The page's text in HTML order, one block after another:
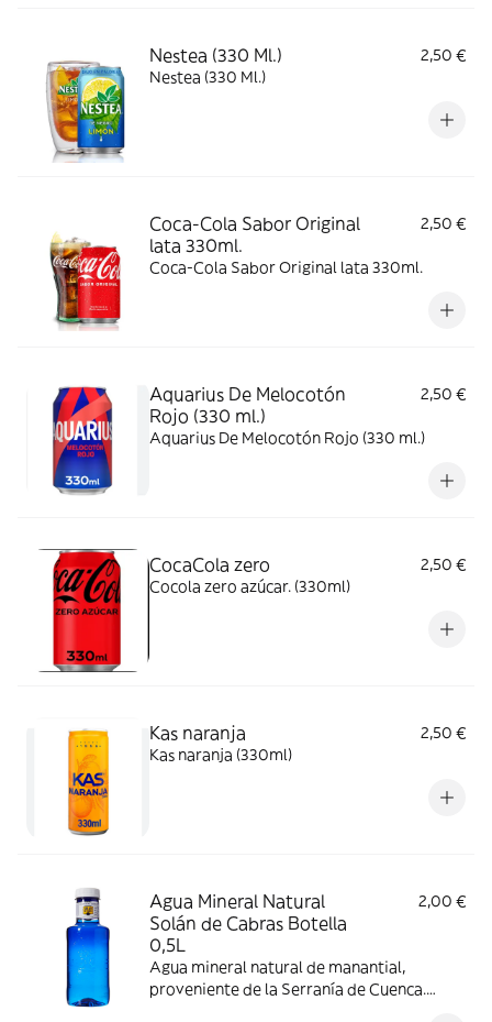
Nestea (330 Ml.)
2,50 €
Nestea (330 Ml.)
Coca-Cola Sabor Original
lata 330ml.
2,50 €
Coca-Cola Sabor Original lata 330ml.
Aquarius De Melocotón
Rojo (330 ml.)
2,50 €
Aquarius De Melocotón Rojo (330 ml.)
CocaCola zero
2,50 €
Cocola zero azúcar. (330ml)
Kas naranja
2,50 €
Kas naranja (330ml)
Agua Mineral Natural
Solán de Cabras Botella
0,5L
2,00 €
Agua mineral natural de manantial,
proveniente de la Serranía de Cuenca.